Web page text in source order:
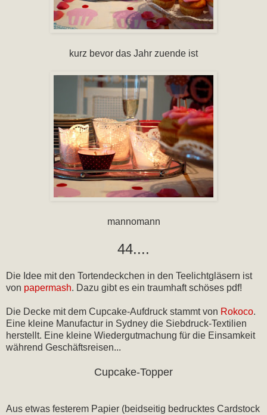
kurz bevor das Jahr zuende ist
mannomann
44....
Die Idee mit den Tortendeckchen in den Teelichtgläsern ist
von papermash. Dazu gibt es ein traumhaft schöses pdf!
Die Decke mit dem Cupcake-Aufdruck stammt von Rokoco.
Eine kleine Manufactur in Sydney die Siebdruck-Textilien
herstellt. Eine kleine Wiedergutmachung für die Einsamkeit
während Geschäftsreisen...
Cupcake-Topper
Aus etwas festerem Papier (beidseitig bedrucktes Cardstock